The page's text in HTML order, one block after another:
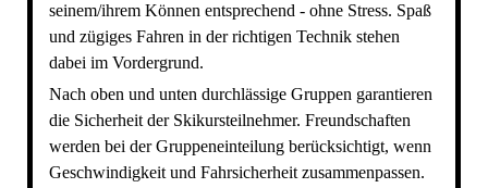
seinem/ihrem Können entsprechend - ohne Stress. Spaß
und zügiges Fahren in der richtigen Technik stehen
dabei im Vordergrund.
Nach oben und unten durchlässige Gruppen garantieren
die Sicherheit der Skikursteilnehmer. Freundschaften
werden bei der Gruppeneinteilung berücksichtigt, wenn
Geschwindigkeit und Fahrsicherheit zusammenpassen.